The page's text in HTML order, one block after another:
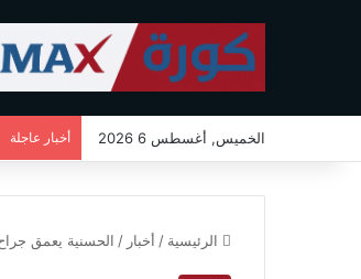
الخميس, أغسطس 6 2026 أخبار عاجلة
الرئيسية / أخبار / الحسنية يعمق